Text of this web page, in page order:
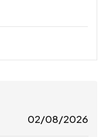
02/08/2026